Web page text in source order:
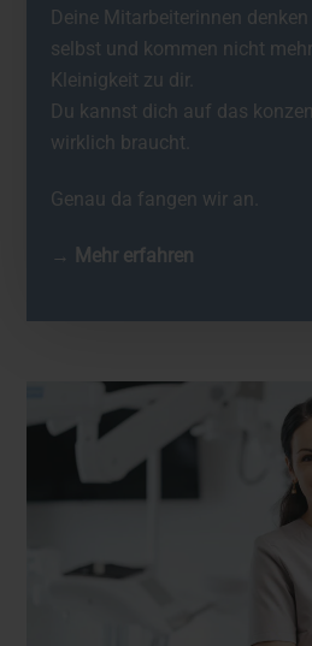
Deine Mitarbeiterinnen
selbst und kommen nicht
Kleinigkeit zu dir.
Du kannst dich auf das
wirklich braucht.
Genau da fangen wir an.
→ Mehr erfahren